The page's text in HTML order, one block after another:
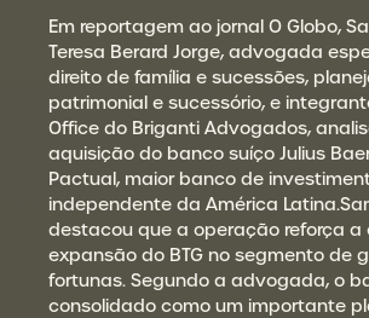
Em reportagem ao jornal O Globo,
Teresa Berard Jorge, advogada
direito de família e sucessões,
patrimonial e sucessório, e
Office do Briganti Advogados,
aquisição do banco suíço Julius
Pactual, maior banco de
independente da América
destacou que a operação reforça
expansão do BTG no segmento de
fortunas. Segundo a advogada, o
consolidado como um importante